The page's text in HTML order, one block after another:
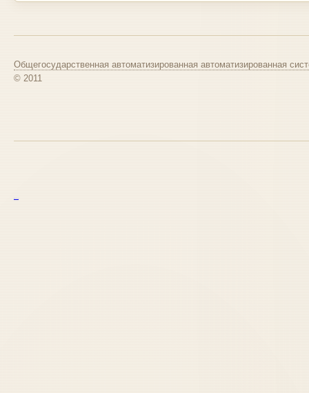
Общегосударственная автоматизированная автоматизированная
© 2011